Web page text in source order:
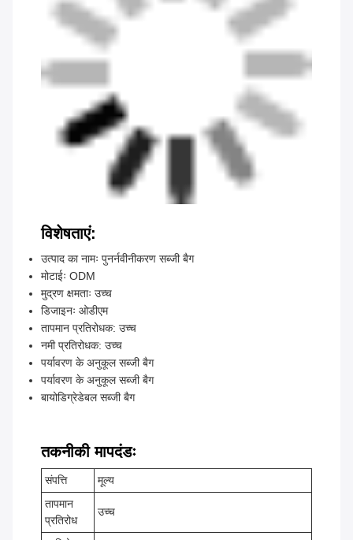
विशेषताएं:
उत्पाद का नामः पुनर्नवीनीकरण सब्जी बैग
मोटाईः ODM
मुद्रण क्षमताः उच्च
डिजाइनः ओडीएम
तापमान प्रतिरोधक: उच्च
नमी प्रतिरोधक: उच्च
पर्यावरण के अनुकूल सब्जी बैग
पर्यावरण के अनुकूल सब्जी बैग
बायोडिग्रेडेबल सब्जी बैग
तकनीकी मापदंडः
संपत्ति
मूल्य
तापमान
प्रतिरोध
उच्च